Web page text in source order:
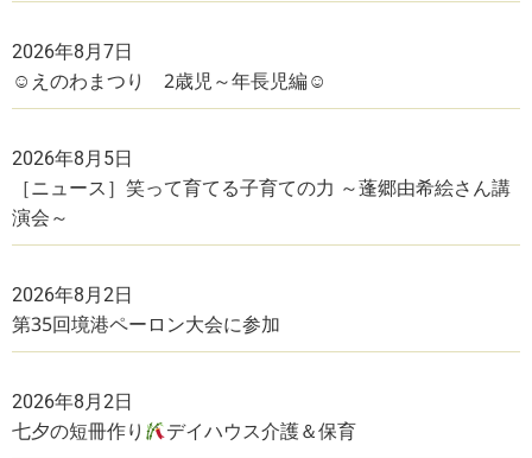
2026年8月7日
☺えのわまつり 2歳児～年長児編☺
2026年8月5日
［ニュース］笑って育てる子育ての力 ～蓬郷由希絵さん講
演会～
2026年8月2日
第35回境港ペーロン大会に参加
2026年8月2日
七夕の短冊作り デイハウス介護＆保育